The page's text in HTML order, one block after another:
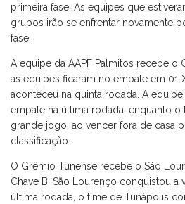
primeira fase. As equipes que
grupos irão se enfrentar novamente
fase.
A equipe da AAPF Palmitos recebe o
as equipes ficaram no empate em 01
aconteceu na quinta rodada. A
empate na última rodada, enquanto o
grande jogo, ao vencer fora de casa
classificação.
O Grêmio Tunense recebe o São
Chave B, São Lourenço conquistou a
última rodada, o time de Tunápolis